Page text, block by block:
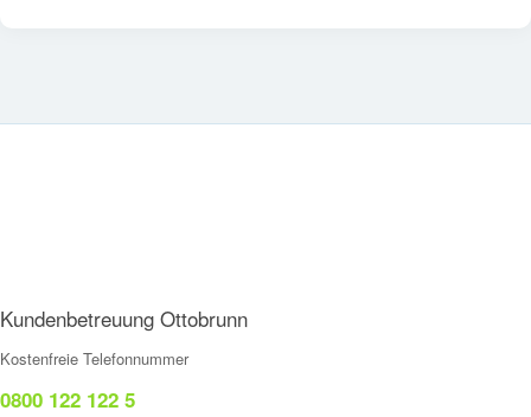
Kundenbetreuung Ottobrunn
Kostenfreie Telefonnummer
0800 122 122 5